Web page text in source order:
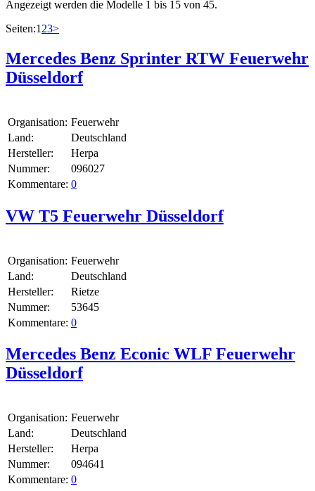
Angezeigt werden die Modelle 1 bis 15 von 45.
Seiten:1 23>
Mercedes Benz Sprinter RTW Feuerwehr
Düsseldorf
Organisation: Feuerwehr
Land:
Deutschland
Hersteller:
Herpa
Nummer:
096027
Kommentare: 0
VW T5 Feuerwehr Düsseldorf
Organisation: Feuerwehr
Land:
Deutschland
Hersteller:
Rietze
Nummer:
53645
Kommentare: 0
Mercedes Benz Econic WLF Feuerwehr
Düsseldorf
Organisation: Feuerwehr
Land:
Deutschland
Hersteller:
Herpa
Nummer:
094641
Kommentare: 0